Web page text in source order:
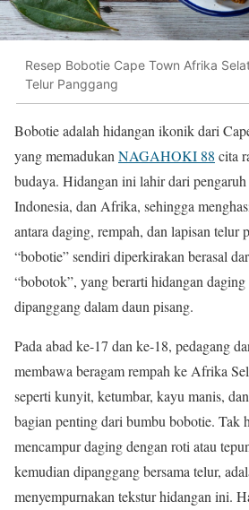
Resep Bobotie Cape Town Afrika
Telur Panggang
Bobotie adalah hidangan ikonik dari
yang memadukan NAGAHOKI 88 cita
budaya. Hidangan ini lahir dari
Indonesia, dan Afrika, sehingga
antara daging, rempah, dan lapisan telur
“bobotie” sendiri diperkirakan berasal
“bobotok”, yang berarti hidangan
dipanggang dalam daun pisang.
Pada abad ke-17 dan ke-18, pedagang
membawa beragam rempah ke Afrika
seperti kunyit, ketumbar, kayu manis,
bagian penting dari bumbu bobotie. Tak
mencampur daging dengan roti atau
kemudian dipanggang bersama telur,
menyempurnakan tekstur hidangan ini.